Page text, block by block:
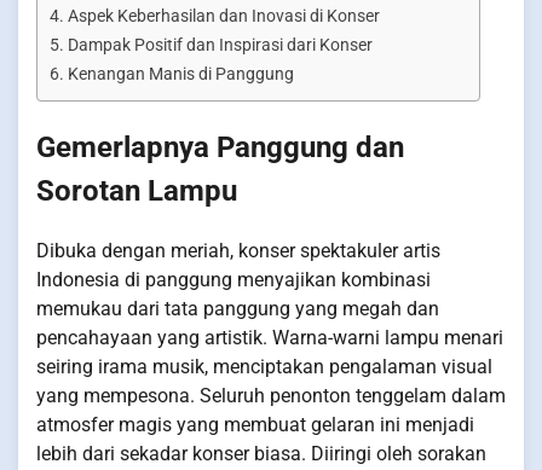
Aspek Keberhasilan dan Inovasi di Konser
Dampak Positif dan Inspirasi dari Konser
Kenangan Manis di Panggung
Gemerlapnya Panggung dan
Sorotan Lampu
Dibuka dengan meriah, konser spektakuler artis
Indonesia di panggung menyajikan kombinasi
memukau dari tata panggung yang megah dan
pencahayaan yang artistik. Warna-warni lampu menari
seiring irama musik, menciptakan pengalaman visual
yang mempesona. Seluruh penonton tenggelam dalam
atmosfer magis yang membuat gelaran ini menjadi
lebih dari sekadar konser biasa. Diiringi oleh sorakan